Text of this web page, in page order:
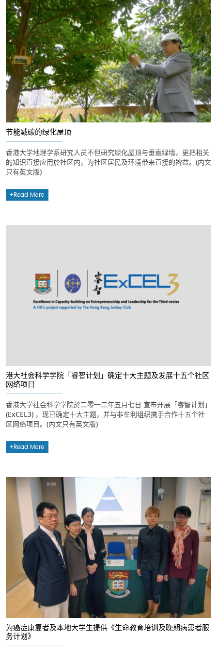
节能减碳的绿化屋顶
香港大学地理学系研究人员不但研究绿化屋顶与垂直绿墙，更把相关
的知识直接应用於社区内，为社区居民及环境带来直接的裨益。(内文
只有英文版)
Read More
港大社会科学学院「睿智计划」确定十大主题及发展十五个社区
网络项目
香港大学社会科学学院於二零一二年五月七日 宣布开展「睿智计划」
(ExCEL3) ，现已确定十大主题，并与非牟利组织携手合作十五个社
区网络项目。(内文只有英文版)
Read More
为癌症康复者及本地大学生提供《生命教育培训及晚期病患者服
务计划》